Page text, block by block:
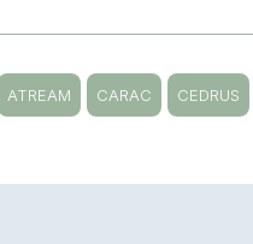
ATREAM CARAC CEDRUS